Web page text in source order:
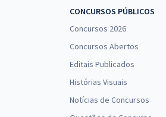
CONCURSOS PÚBLICOS
Concursos 2026
Concursos Abertos
Editais Publicados
Histórias Visuais
Notícias de Concursos